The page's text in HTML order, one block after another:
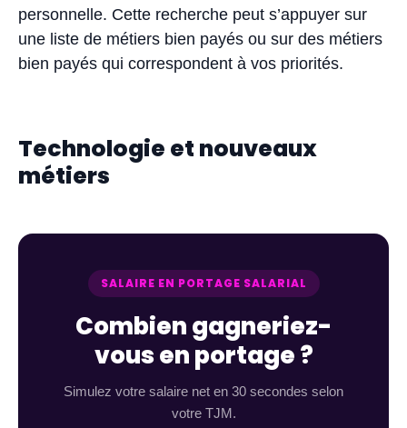
personnelle. Cette recherche peut s’appuyer sur
une liste de métiers bien payés ou sur des métiers
bien payés qui correspondent à vos priorités.
Technologie et nouveaux
métiers
SALAIRE EN PORTAGE SALARIAL
Combien gagneriez-
vous en portage ?
Simulez votre salaire net en 30 secondes selon
votre TJM.